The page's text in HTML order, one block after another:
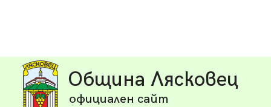
Община Лясковец
официален сайт